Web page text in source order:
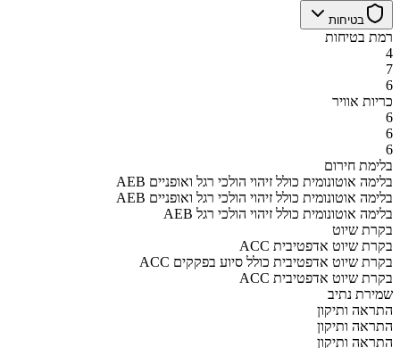
בטיחות
רמת בטיחות
4
7
6
כריות אוויר
6
6
6
בלימת חירום
AEB בלימה אוטונומית כולל זיהוי הולכי רגל ואופניים
AEB בלימה אוטונומית כולל זיהוי הולכי רגל ואופניים
AEB בלימה אוטונומית כולל זיהוי הולכי רגל
בקרת שיוט
ACC בקרת שיוט אדפטיבית
ACC בקרת שיוט אדפטיבית כולל סיוע בפקקים
ACC בקרת שיוט אדפטיבית
שמירת נתיב
התראה ותיקון
התראה ותיקון
התראה ותיקון